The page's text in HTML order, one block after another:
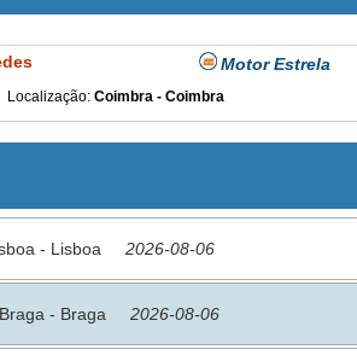
Motor Estrela
Localização:Coimbra - Coimbra
- Lisboa 2026-08-06
- Braga 2026-08-06